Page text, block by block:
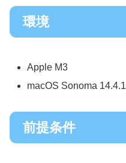
環境
Apple M3
macOS Sonoma 14.4.1
前提条件